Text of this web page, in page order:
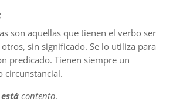
son aquellas que tienen el verbo ser
sin significado. Se lo utiliza para
predicado. Tienen siempre un
circunstancial.
estácontento.